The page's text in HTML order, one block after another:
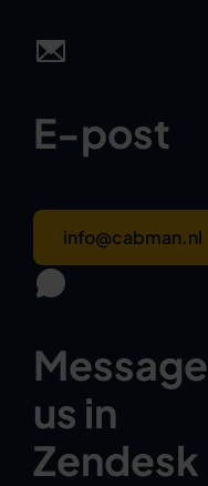
E-post
info@cabman.nl
Message
us in
Zendesk